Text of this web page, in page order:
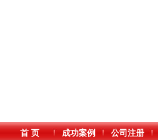
首 页 成功案例 公司注册